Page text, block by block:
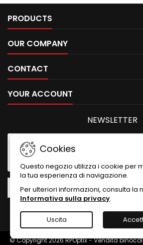
PRODUCTS
OUR COMPANY
CONTACT
Cookies
Questo negozio utilizza i cookie per
la tua esperienza di navigazione.
Per ulteriori informazioni, consulta la
Informativa sulla privacy.
Uscita
YOUR ACCOUNT
NEWSLETTER
© Copyright 2026 RPOptix - Vendita